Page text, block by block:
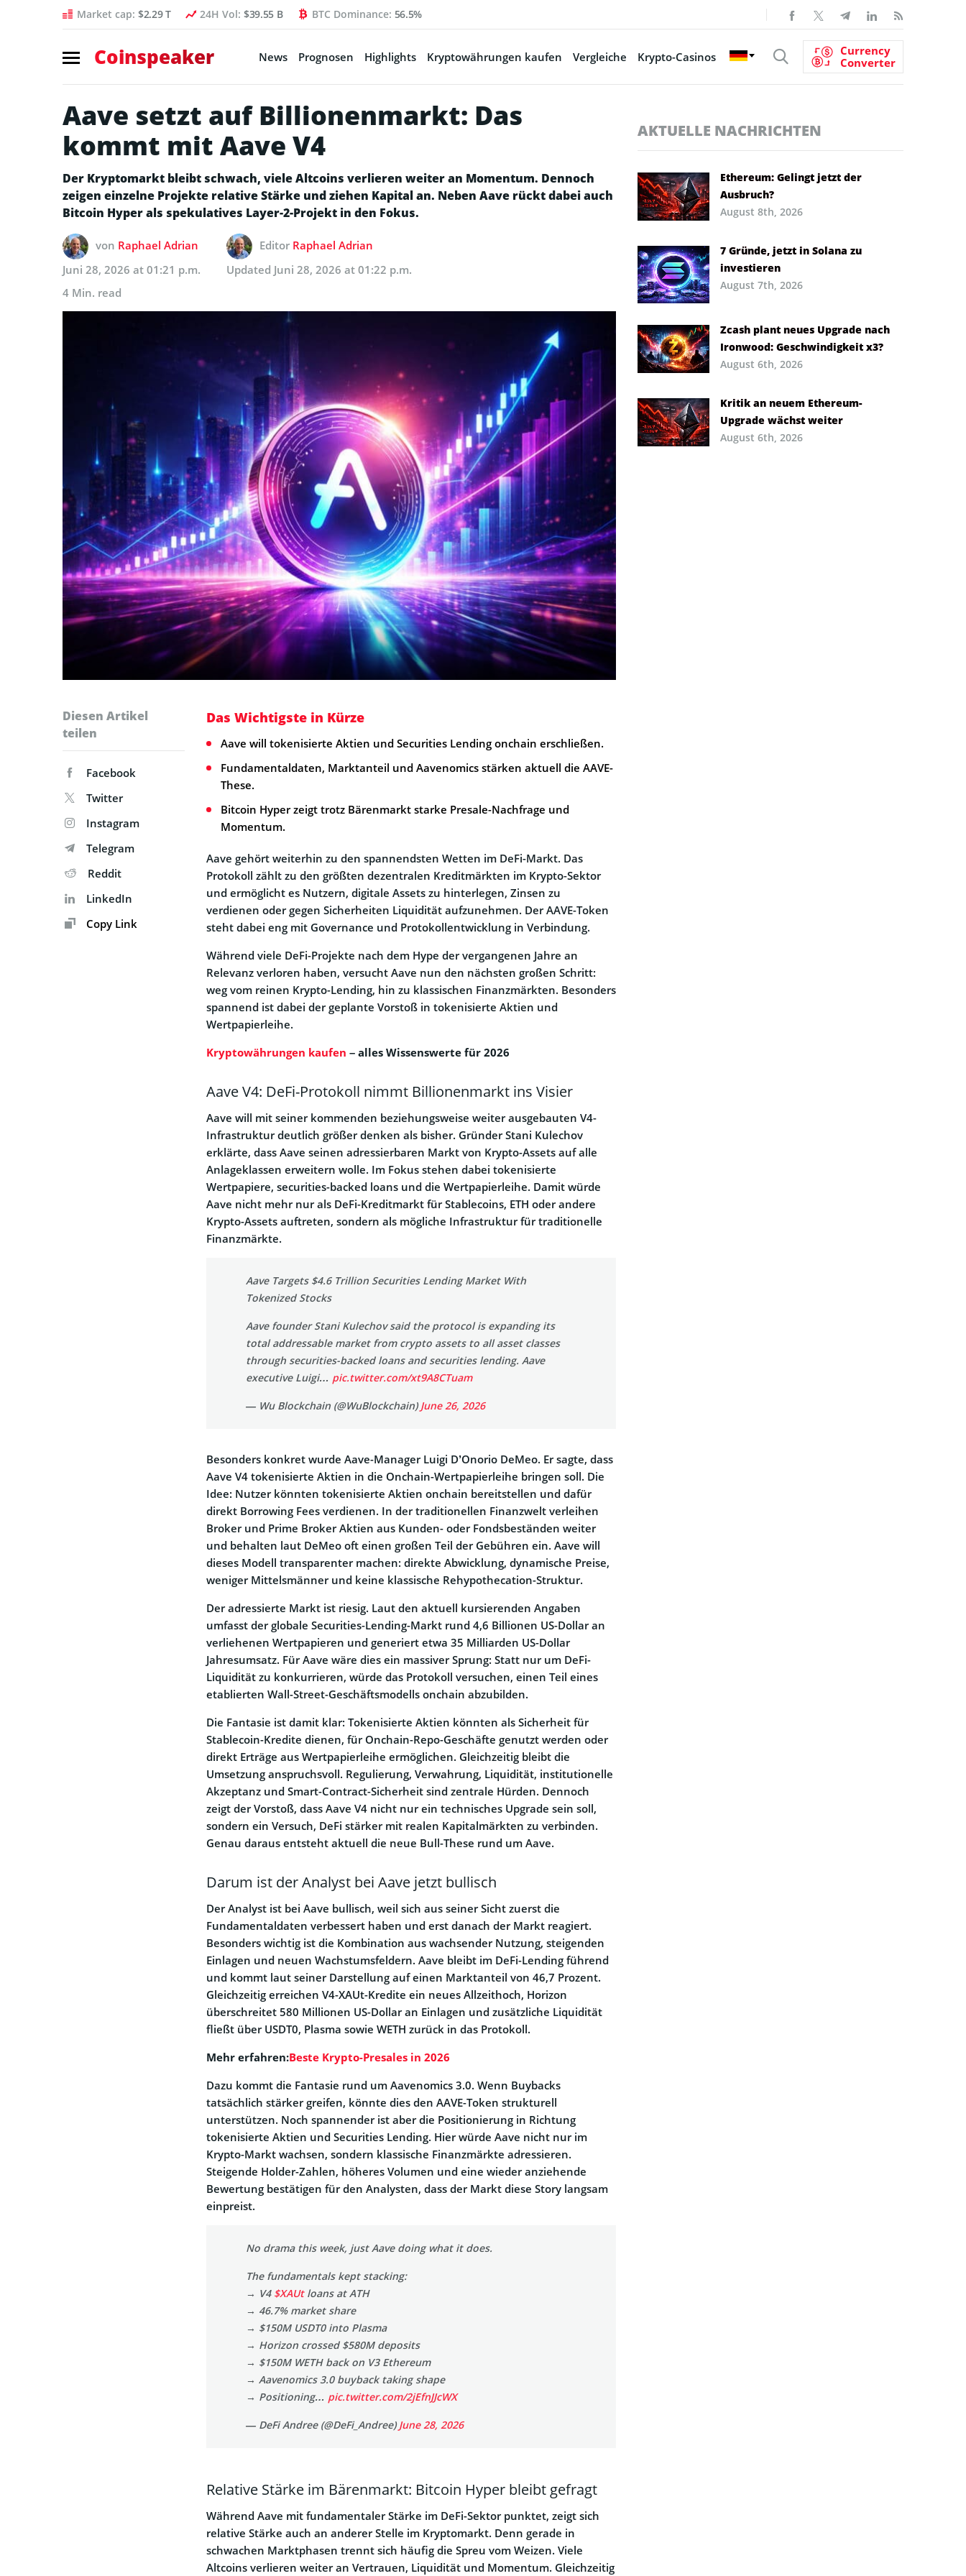
Market cap: $2.29 T 24H Vol: $39.55 B BTC Dominance: 56.5%
Coinspeaker News Prognosen Highlights Kryptowährungen kaufen Vergleiche Krypto-Casinos
Currency
Converter
Aave setzt auf Billionenmarkt: Das
kommt mit Aave V4
Der Kryptomarkt bleibt schwach, viele Altcoins verlieren weiter an Momentum. Dennoch
zeigen einzelne Projekte relative Stärke und ziehen Kapital an. Neben Aave rückt dabei auch
Bitcoin Hyper als spekulatives Layer-2-Projekt in den Fokus.
von Raphael Adrian Editor Raphael Adrian
Juni 28, 2026 at 01:21 p.m.
Updated Juni 28, 2026 at 01:22 p.m.
4 Min. read
Diesen Artikel
teilen
Facebook
Twitter
Instagram
Telegram
Reddit
LinkedIn
Copy Link
Das Wichtigste in Kürze
Aave will tokenisierte Aktien und Securities Lending onchain erschließen.
Fundamentaldaten, Marktanteil und Aavenomics stärken aktuell die AAVE-
These.
Bitcoin Hyper zeigt trotz Bärenmarkt starke Presale-Nachfrage und
Momentum.
Aave gehört weiterhin zu den spannendsten Wetten im DeFi-Markt. Das
Protokoll zählt zu den größten dezentralen Kreditmärkten im Krypto-Sektor
und ermöglicht es Nutzern, digitale Assets zu hinterlegen, Zinsen zu
verdienen oder gegen Sicherheiten Liquidität aufzunehmen. Der AAVE-Token
steht dabei eng mit Governance und Protokollentwicklung in Verbindung.
Während viele DeFi-Projekte nach dem Hype der vergangenen Jahre an
Relevanz verloren haben, versucht Aave nun den nächsten großen Schritt:
weg vom reinen Krypto-Lending, hin zu klassischen Finanzmärkten. Besonders
spannend ist dabei der geplante Vorstoß in tokenisierte Aktien und
Wertpapierleihe.
Kryptowährungen kaufen – alles Wissenswerte für 2026
Aave V4: DeFi-Protokoll nimmt Billionenmarkt ins Visier
Aave will mit seiner kommenden beziehungsweise weiter ausgebauten V4-
Infrastruktur deutlich größer denken als bisher. Gründer Stani Kulechov
erklärte, dass Aave seinen adressierbaren Markt von Krypto-Assets auf alle
Anlageklassen erweitern wolle. Im Fokus stehen dabei tokenisierte
Wertpapiere, securities-backed loans und die Wertpapierleihe. Damit würde
Aave nicht mehr nur als DeFi-Kreditmarkt für Stablecoins, ETH oder andere
Krypto-Assets auftreten, sondern als mögliche Infrastruktur für traditionelle
Finanzmärkte.
Aave Targets $4.6 Trillion Securities Lending Market With
Tokenized Stocks
Aave founder Stani Kulechov said the protocol is expanding its
total addressable market from crypto assets to all asset classes
through securities-backed loans and securities lending. Aave
executive Luigi… pic.twitter.com/xt9A8CTuam
— Wu Blockchain (@WuBlockchain)June 26, 2026
Besonders konkret wurde Aave-Manager Luigi D’Onorio DeMeo. Er sagte, dass
Aave V4 tokenisierte Aktien in die Onchain-Wertpapierleihe bringen soll. Die
Idee: Nutzer könnten tokenisierte Aktien onchain bereitstellen und dafür
direkt Borrowing Fees verdienen. In der traditionellen Finanzwelt verleihen
Broker und Prime Broker Aktien aus Kunden- oder Fondsbeständen weiter
und behalten laut DeMeo oft einen großen Teil der Gebühren ein. Aave will
dieses Modell transparenter machen: direkte Abwicklung, dynamische Preise,
weniger Mittelsmänner und keine klassische Rehypothecation-Struktur.
Der adressierte Markt ist riesig. Laut den aktuell kursierenden Angaben
umfasst der globale Securities-Lending-Markt rund 4,6 Billionen US-Dollar an
verliehenen Wertpapieren und generiert etwa 35 Milliarden US-Dollar
Jahresumsatz. Für Aave wäre dies ein massiver Sprung: Statt nur um DeFi-
Liquidität zu konkurrieren, würde das Protokoll versuchen, einen Teil eines
etablierten Wall-Street-Geschäftsmodells onchain abzubilden.
Die Fantasie ist damit klar: Tokenisierte Aktien könnten als Sicherheit für
Stablecoin-Kredite dienen, für Onchain-Repo-Geschäfte genutzt werden oder
direkt Erträge aus Wertpapierleihe ermöglichen. Gleichzeitig bleibt die
Umsetzung anspruchsvoll. Regulierung, Verwahrung, Liquidität, institutionelle
Akzeptanz und Smart-Contract-Sicherheit sind zentrale Hürden. Dennoch
zeigt der Vorstoß, dass Aave V4 nicht nur ein technisches Upgrade sein soll,
sondern ein Versuch, DeFi stärker mit realen Kapitalmärkten zu verbinden.
Genau daraus entsteht aktuell die neue Bull-These rund um Aave.
Darum ist der Analyst bei Aave jetzt bullisch
Der Analyst ist bei Aave bullisch, weil sich aus seiner Sicht zuerst die
Fundamentaldaten verbessert haben und erst danach der Markt reagiert.
Besonders wichtig ist die Kombination aus wachsender Nutzung, steigenden
Einlagen und neuen Wachstumsfeldern. Aave bleibt im DeFi-Lending führend
und kommt laut seiner Darstellung auf einen Marktanteil von 46,7 Prozent.
Gleichzeitig erreichen V4-XAUt-Kredite ein neues Allzeithoch, Horizon
überschreitet 580 Millionen US-Dollar an Einlagen und zusätzliche Liquidität
fließt über USDT0, Plasma sowie WETH zurück in das Protokoll.
Mehr erfahren:Beste Krypto-Presales in 2026
Dazu kommt die Fantasie rund um Aavenomics 3.0. Wenn Buybacks
tatsächlich stärker greifen, könnte dies den AAVE-Token strukturell
unterstützen. Noch spannender ist aber die Positionierung in Richtung
tokenisierte Aktien und Securities Lending. Hier würde Aave nicht nur im
Krypto-Markt wachsen, sondern klassische Finanzmärkte adressieren.
Steigende Holder-Zahlen, höheres Volumen und eine wieder anziehende
Bewertung bestätigen für den Analysten, dass der Markt diese Story langsam
einpreist.
No drama this week, just Aave doing what it does.
The fundamentals kept stacking:
→ V4 $XAUtloans at ATH
→ 46.7% market share
→ $150M USDT0 into Plasma
→ Horizon crossed $580M deposits
→ $150M WETH back on V3 Ethereum
→ Aavenomics 3.0 buyback taking shape
→ Positioning… pic.twitter.com/2jEfnJJcWX
— DeFi Andree (@DeFi_Andree)June 28, 2026
Relative Stärke im Bärenmarkt: Bitcoin Hyper bleibt gefragt
Während Aave mit fundamentaler Stärke im DeFi-Sektor punktet, zeigt sich
relative Stärke auch an anderer Stelle im Kryptomarkt. Denn gerade in
schwachen Marktphasen trennt sich häufig die Spreu vom Weizen. Viele
Altcoins verlieren weiter an Vertrauen, Liquidität und Momentum. Gleichzeitig
AKTUELLE NACHRICHTEN
Ethereum: Gelingt jetzt der
Ausbruch?
August 8th, 2026
7 Gründe, jetzt in Solana zu
investieren
August 7th, 2026
Zcash plant neues Upgrade nach
Ironwood: Geschwindigkeit x3?
August 6th, 2026
Kritik an neuem Ethereum-
Upgrade wächst weiter
August 6th, 2026